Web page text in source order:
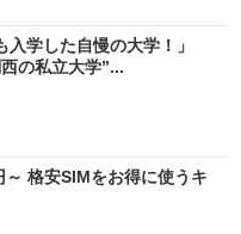
入学した自慢の大学！」
の私立大学”...
格安SIMをお得に使うキ